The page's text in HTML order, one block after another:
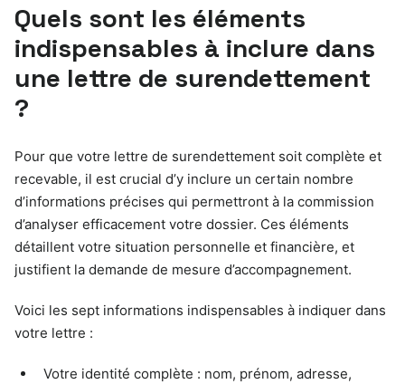
Quels sont les éléments
indispensables à inclure dans
une lettre de surendettement
?
Pour que votre lettre de surendettement soit complète et
recevable, il est crucial d’y inclure un certain nombre
d’informations précises qui permettront à la commission
d’analyser efficacement votre dossier. Ces éléments
détaillent votre situation personnelle et financière, et
justifient la demande de mesure d’accompagnement.
Voici les sept informations indispensables à indiquer dans
votre lettre :
Votre identité complète : nom, prénom, adresse,